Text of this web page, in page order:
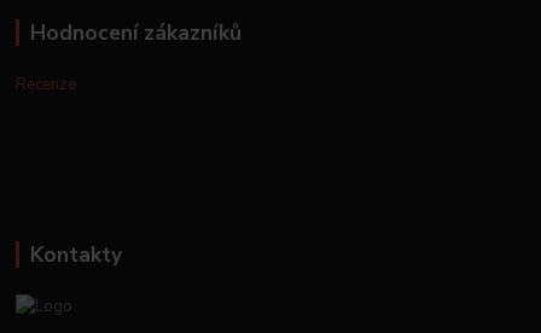
Hodnocení zákazníků
Recenze
Kontakty